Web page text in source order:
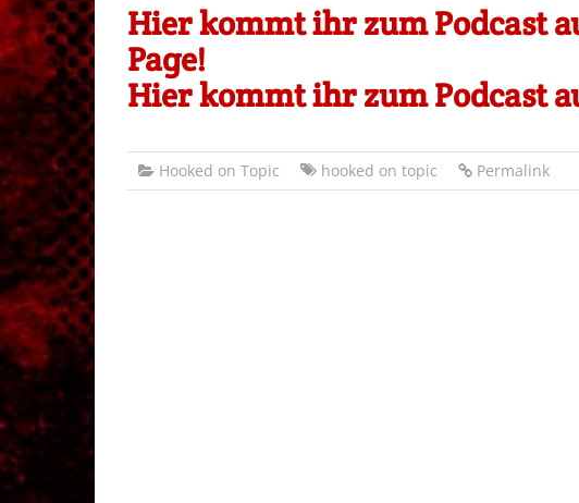
Hier kommt ihr zum Podcast
Page!
Hier kommt ihr zum Podcast
Hooked on Topic hooked on topic Permalink